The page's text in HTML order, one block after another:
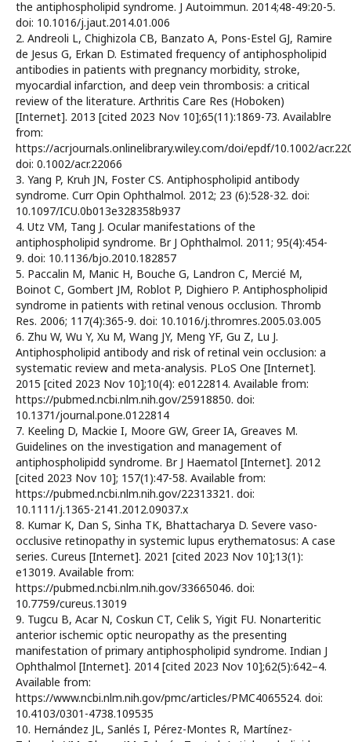
the antiphospholipid syndrome. J Autoimmun. 2014;48-49:20-5.
doi: 10.1016/j.jaut.2014.01.006
2. Andreoli L, Chighizola CB, Banzato A, Pons-Estel GJ, Ramire
de Jesus G, Erkan D. Estimated frequency of antiphospholipid
antibodies in patients with pregnancy morbidity, stroke,
myocardial infarction, and deep vein thrombosis: a critical
review of the literature. Arthritis Care Res (Hoboken)
[Internet]. 2013 [cited 2023 Nov 10];65(11):1869-73. Availablre
from:
https://acrjournals.onlinelibrary.wiley.com/doi/epdf/10.1002/
doi: 0.1002/acr.22066
3. Yang P, Kruh JN, Foster CS. Antiphospholipid antibody
syndrome. Curr Opin Ophthalmol. 2012; 23 (6):528-32. doi:
10.1097/ICU.0b013e328358b937
4. Utz VM, Tang J. Ocular manifestations of the
antiphospholipid syndrome. Br J Ophthalmol. 2011; 95(4):454-
9. doi: 10.1136/bjo.2010.182857
5. Paccalin M, Manic H, Bouche G, Landron C, Mercié M,
Boinot C, Gombert JM, Roblot P, Dighiero P. Antiphospholipid
syndrome in patients with retinal venous occlusion. Thromb
Res. 2006; 117(4):365-9. doi: 10.1016/j.thromres.2005.03.005
6. Zhu W, Wu Y, Xu M, Wang JY, Meng YF, Gu Z, Lu J.
Antiphospholipid antibody and risk of retinal vein occlusion: a
systematic review and meta-analysis. PLoS One [Internet].
2015 [cited 2023 Nov 10];10(4): e0122814. Available from:
https://pubmed.ncbi.nlm.nih.gov/25918850. doi:
10.1371/journal.pone.0122814
7. Keeling D, Mackie I, Moore GW, Greer IA, Greaves M.
Guidelines on the investigation and management of
antiphospholipidd syndrome. Br J Haematol [Internet]. 2012
[cited 2023 Nov 10]; 157(1):47-58. Available from:
https://pubmed.ncbi.nlm.nih.gov/22313321. doi:
10.1111/j.1365-2141.2012.09037.x
8. Kumar K, Dan S, Sinha TK, Bhattacharya D. Severe vaso-
occlusive retinopathy in systemic lupus erythematosus: A case
series. Cureus [Internet]. 2021 [cited 2023 Nov 10];13(1):
e13019. Available from:
https://pubmed.ncbi.nlm.nih.gov/33665046. doi:
10.7759/cureus.13019
9. Tugcu B, Acar N, Coskun CT, Celik S, Yigit FU. Nonarteritic
anterior ischemic optic neuropathy as the presenting
manifestation of primary antiphospholipid syndrome. Indian J
Ophthalmol [Internet]. 2014 [cited 2023 Nov 10];62(5):642–4.
Available from:
https://www.ncbi.nlm.nih.gov/pmc/articles/PMC4065524. doi:
10.4103/0301-4738.109535
10. Hernández JL, Sanlés I, Pérez-Montes R, Martínez-